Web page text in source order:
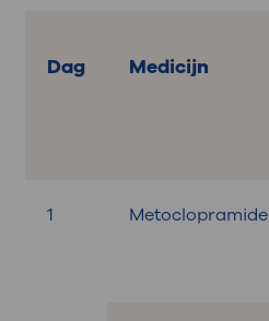
Dag Medicijn
1 Metoclopramide